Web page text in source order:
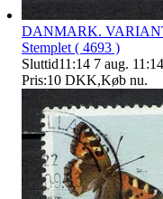
DANMARK.
Stemplet ( 4693 )
Sluttid11:14 7 aug. 11:14
Pris:10 DKK,Køb nu.